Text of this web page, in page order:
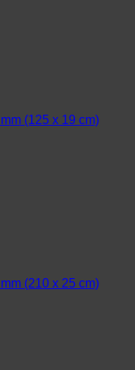
(125 x 19 cm)
(210 x 25 cm)